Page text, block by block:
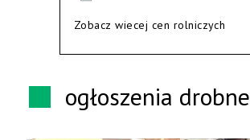
Zobacz wiecej cen rolniczych
ogłoszenia drobne